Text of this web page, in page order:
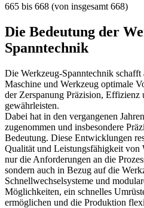
665 bis 668 (von insgesamt 668)
Die Bedeutung der
Spanntechnik
Die Werkzeug-Spanntechnik
Maschine und Werkzeug optimale
der Zerspanung Präzision, Effizienz
gewährleisten.
Dabei hat in den vergangenen
zugenommen und insbesondere
Bedeutung. Diese Entwicklungen
Qualität und Leistungsfähigkeit von
nur die Anforderungen an die
sondern auch in Bezug auf die
Schnellwechselsysteme und
Möglichkeiten, ein schnelles
ermöglichen und die Produktion